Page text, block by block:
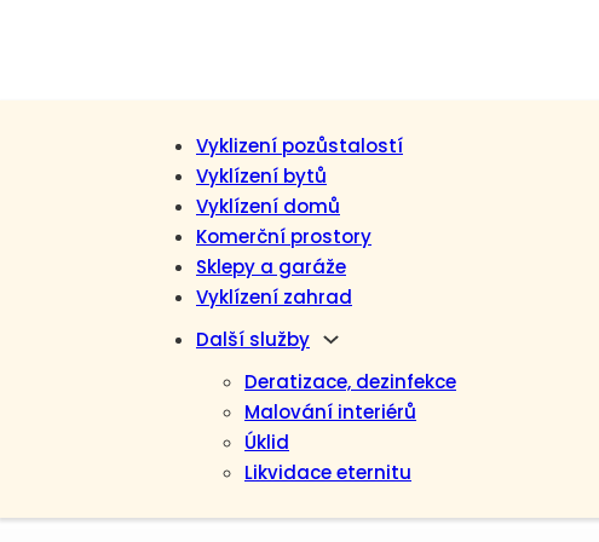
Vyklizení pozůstalostí
Vyklízení bytů
Vyklízení domů
Komerční prostory
Sklepy a garáže
Vyklízení zahrad
Další služby
Deratizace, dezinfekce
Malování interiérů
Úklid
Likvidace eternitu